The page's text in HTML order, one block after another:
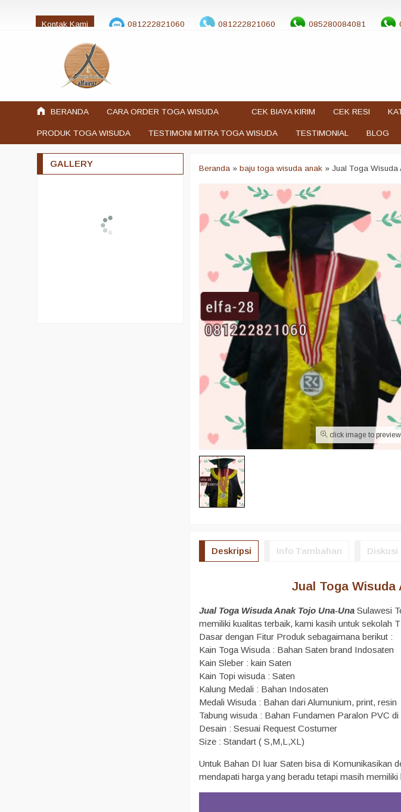
Kontak Kami 081222821060 081222821060 085280084081
jualtogawisuda@gmail.com
BERANDA CARA ORDER TOGA WISUDA CEK BIAYA KIRIM CEK RESI
PRODUK TOGA WISUDA TESTIMONI MITRA TOGA WISUDA TESTIMONIAL BLOG
Beranda »baju toga wisuda anak »Jual Toga Wisuda
click image to preview
Deskripsi Info Tambahan Diskusi
Jual Toga Wisuda
Jual Toga Wisuda Anak Tojo Una-Una Sulawesi
memiliki kualitas terbaik, kami kasih untuk sekolah
Dasar dengan Fitur Produk sebagaimana berikut :
Kain Toga Wisuda : Bahan Saten brand Indosaten
Kain Sleber : kain Saten
Kain Topi wisuda : Saten
Kalung Medali : Bahan Indosaten
Medali Wisuda : Bahan dari Alumunium, print, resin
Tabung wisuda : Bahan Fundamen Paralon PVC
Desain : Sesuai Request Costumer
Size : Standart ( S,M,L,XL)
Untuk Bahan DI luar Saten bisa di Komunikasikan
mendapati harga yang beradu tetapi masih
GALLERY